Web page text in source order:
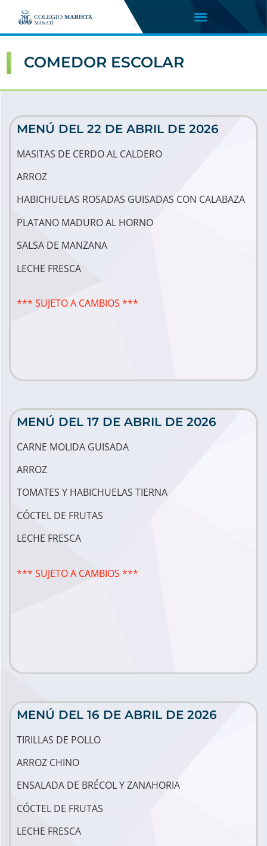
COMEDOR ESCOLAR
MENÚ DEL 22 DE ABRIL DE 2026
MASITAS DE CERDO AL CALDERO
ARROZ
HABICHUELAS ROSADAS GUISADAS CON CALABAZA
PLATANO MADURO AL HORNO
SALSA DE MANZANA
LECHE FRESCA
*** SUJETO A CAMBIOS ***
MENÚ DEL 17 DE ABRIL DE 2026
CARNE MOLIDA GUISADA
ARROZ
TOMATES Y HABICHUELAS TIERNA
CÓCTEL DE FRUTAS
LECHE FRESCA
*** SUJETO A CAMBIOS ***
MENÚ DEL 16 DE ABRIL DE 2026
TIRILLAS DE POLLO
ARROZ CHINO
ENSALADA DE BRÉCOL Y ZANAHORIA
CÓCTEL DE FRUTAS
LECHE FRESCA